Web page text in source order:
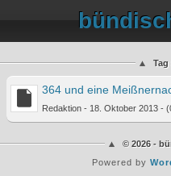
Tag
364 und eine
Redaktion - 18. Oktober 2013 -
© 2026 -
Powered by